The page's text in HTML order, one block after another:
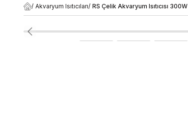
/ Akvaryum Isıtıcıları/ RS Çelik Akvaryum Isıtıcısı 300W